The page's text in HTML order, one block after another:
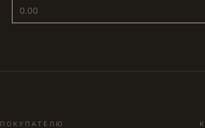
ПОКУПАТЕЛЮ